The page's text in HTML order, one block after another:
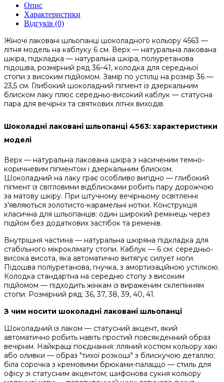
Опис
Характеристики
Відгуків (0)
Жіночі лаковані шльопанці шоколадного кольору 4563 —
літня модель на каблуку 6 см. Верх — натуральна лакована
шкіра, підкладка — натуральна шкіра, поліуретанова
підошва, розмірний ряд 36–41, колодка для середньої
стопи з високим підйомом. Замір по устілці на розмір 36 —
23,5 см. Глибокий шоколадний пігмент із дзеркальним
блиском лаку плюс середньо-високий каблук — статусна
пара для вечірніх та святкових літніх виходів.
Шоколадні лаковані шльопанці 4563: характеристики
моделі
Верх — натуральна лакована шкіра з насиченим темно-
коричневим пігментом і дзеркальним блиском.
Шоколадний на лаку грає особливо вигідно — глибокий
пігмент із світловими відблисками робить пару дорожчою
за матову шкіру. При штучному вечірньому освітленні
з'являються золотисто-карамельні нотки. Конструкція
класична для шльопанців: один широкий ремінець через
підйом без додаткових застібок та ременів.
Внутрішня частина — натуральна шкіряна підкладка для
стабільного мікроклімату стопи. Каблук — 6 см: середньо-
висока висота, яка автоматично витягує силует ноги.
Підошва поліуретанова, гнучка, з амортизаційною устілкою.
Колодка стандартна на середню стопу з високим
підйомом — підходить жінкам із вираженим склепінням
стопи. Розмірний ряд: 36, 37, 38, 39, 40, 41.
З чим носити шоколадні лаковані шльопанці
Шоколадний із лаком — статусний акцент, який
автоматично робить навіть простий повсякденний образ
вечірнім. Найкращі поєднання: лляний костюм кольору хакі
або оливки — образ "тихої розкоші" з блискучою деталлю;
біла сорочка з кремовими брюками-палаццо — стиль для
офісу зі статусним акцентом; шифонова сукня кольору